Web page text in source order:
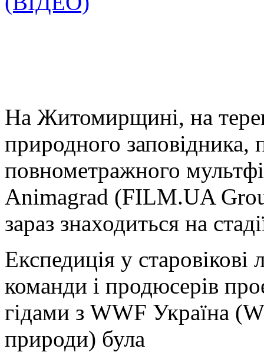
На Житомирщині, на
природного
повнометражного
Animagrad (FILM.UA
зараз знаходиться на
Експедиція у
команди і продюсерів
гідами з WWF Україна
природи) була